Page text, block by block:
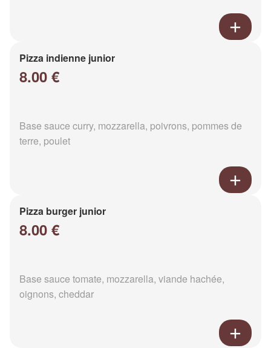
Pizza indienne junior
8.00 €
Base sauce curry, mozzarella, poivrons, pommes de
terre, poulet
Pizza burger junior
8.00 €
Base sauce tomate, mozzarella, viande hachée,
oignons, cheddar